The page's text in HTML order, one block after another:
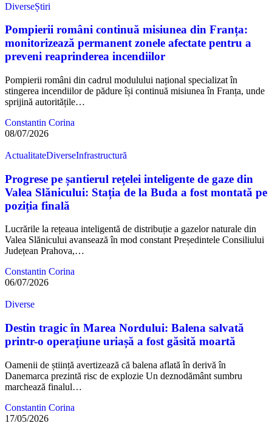
DiverseȘtiri
Pompierii români continuă misiunea din Franța:
monitorizează permanent zonele afectate pentru a
preveni reaprinderea incendiilor
Pompierii români din cadrul modulului național specializat în
stingerea incendiilor de pădure își continuă misiunea în Franța, unde
sprijină autoritățile…
Constantin Corina
08/07/2026
ActualitateDiverseInfrastructură
Progrese pe șantierul rețelei inteligente de gaze din
Valea Slănicului: Stația de la Buda a fost montată pe
poziția finală
Lucrările la rețeaua inteligentă de distribuție a gazelor naturale din
Valea Slănicului avansează în mod constant Președintele Consiliului
Județean Prahova,…
Constantin Corina
06/07/2026
Diverse
Destin tragic în Marea Nordului: Balena salvată
printr-o operațiune uriașă a fost găsită moartă
Oamenii de știință avertizează că balena aflată în derivă în
Danemarca prezintă risc de explozie Un deznodământ sumbru
marchează finalul…
Constantin Corina
17/05/2026